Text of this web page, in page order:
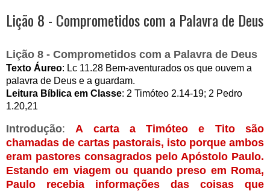
Lição 8 - Comprometidos com a Palavra de Deus
Lição 8 - Comprometidos com a Palavra de Deus
Texto Áureo: Lc 11.28 Bem-aventurados os que ouvem a
palavra de Deus e a guardam.
Leitura Bíblica em Classe: 2 Timóteo 2.14-19; 2 Pedro
1.20,21
Introdução: A carta a Timóteo e Tito são
chamadas de cartas pastorais, isto porque ambos
eram pastores consagrados pelo Apóstolo Paulo.
Estando em viagem ou quando preso em Roma,
Paulo recebia informações das coisas que